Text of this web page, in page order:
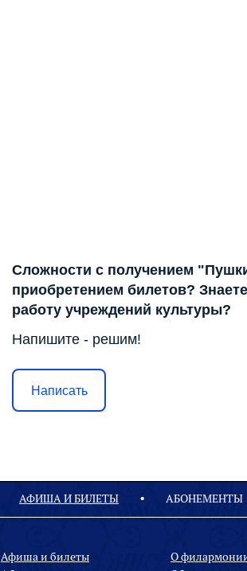
Сложности с получением
приобретением билетов?
работу учреждений культуры?
Напишите - решим!
Написать
АФИША И БИЛЕТЫ АБОНЕМЕНТЫ
Афиша и билеты
О